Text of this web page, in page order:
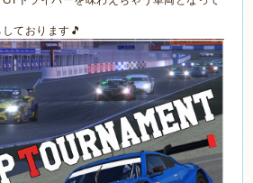
ております🎵